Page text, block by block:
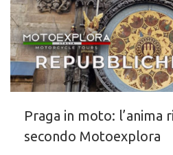
Praga in moto: l’anima
secondo Motoexplora